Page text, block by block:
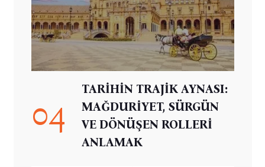
04
TARİHİN TRAJİK AYNASI:
MAĞDURİYET, SÜRGÜN
VE DÖNÜŞEN ROLLERİ
ANLAMAK